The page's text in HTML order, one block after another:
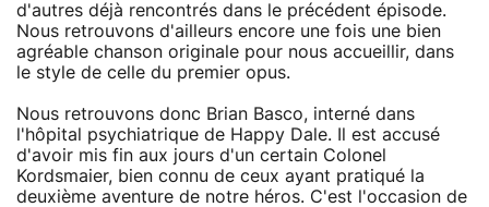
d'autres déjà rencontrés dans le précédent épisode.
Nous retrouvons d'ailleurs encore une fois une bien
agréable chanson originale pour nous accueillir, dans
le style de celle du premier opus.
Nous retrouvons donc Brian Basco, interné dans
l'hôpital psychiatrique de Happy Dale. Il est accusé
d'avoir mis fin aux jours d'un certain Colonel
Kordsmaier, bien connu de ceux ayant pratiqué la
deuxième aventure de notre héros. C'est l'occasion de